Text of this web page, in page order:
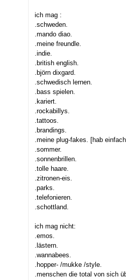
ich mag :
.schweden.
.mando diao.
.meine freundle.
.indie.
.british english.
.björn dixgard.
.schwedisch lernen.
.bass spielen.
.kariert.
.rockabillys.
.tattoos.
.brandings.
.meine plug-fakes. [hab
.sommer.
.sonnenbrillen.
.tolle haare.
.zitronen-eis.
.parks.
.telefonieren.
.schottland.
ich mag nicht:
.emos.
.lästern.
.wannabees.
.hopper- /mukke /style.
.menschen die total von sich